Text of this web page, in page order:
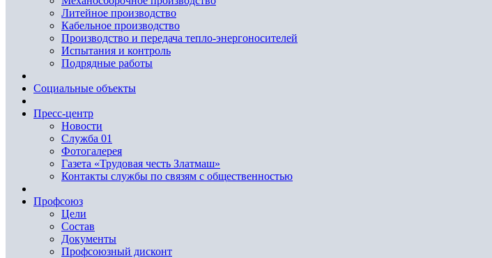
Литейное производство
Кабельное производство
Производство и передача тепло-энергоносителей
Испытания и контроль
Подрядные работы
Социальные объекты
Пресс-центр
Новости
Служба 01
Фотогалерея
Газета «Трудовая честь Златмаш»
Контакты службы по связям с общественностью
Профсоюз
Цели
Состав
Документы
Профсоюзный дисконт